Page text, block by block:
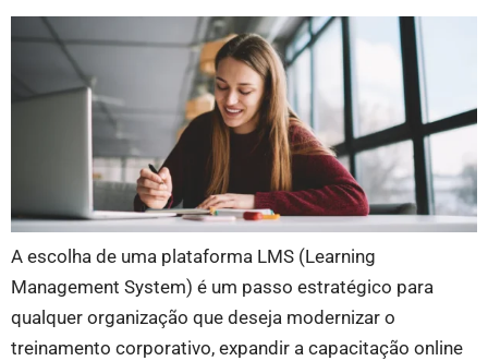
A escolha de uma plataforma LMS (Learning
Management System) é um passo estratégico para
qualquer organização que deseja modernizar o
treinamento corporativo, expandir a capacitação online